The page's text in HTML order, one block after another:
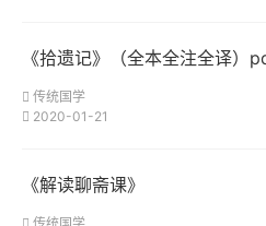
《拾遗记》（全本全注全译）
传统国学
2020-01-21
《解读聊斋课》